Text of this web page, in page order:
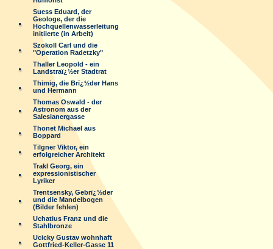
Suess Eduard, der
Geologe, der die
Hochquellenwasserleitung
initiierte (in Arbeit)
Szokoll Carl und die
"Operation Radetzky"
Thaller Leopold - ein
Landstraï¿½er Stadtrat
Thimig, die Brï¿½der Hans
und Hermann
Thomas Oswald - der
Astronom aus der
Salesianergasse
Thonet Michael aus
Boppard
Tilgner Viktor, ein
erfolgreicher Architekt
Trakl Georg, ein
expressionistischer
Lyriker
Trentsensky, Gebrï¿½der
und die Mandelbogen
(Bilder fehlen)
Uchatius Franz und die
Stahlbronze
Ucicky Gustav wohnhaft
Gottfried-Keller-Gasse 11